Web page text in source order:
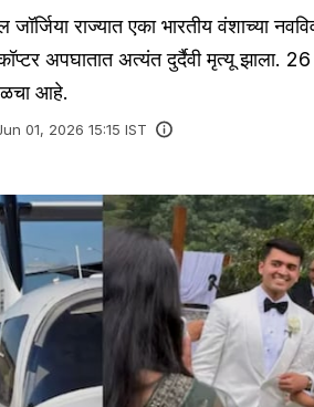
राज्यात एका भारतीय वंशाच्या
अपघातात अत्यंत दुर्दैवी मृत्यू झाला.
आहे.
01, 2026 15:15 IST